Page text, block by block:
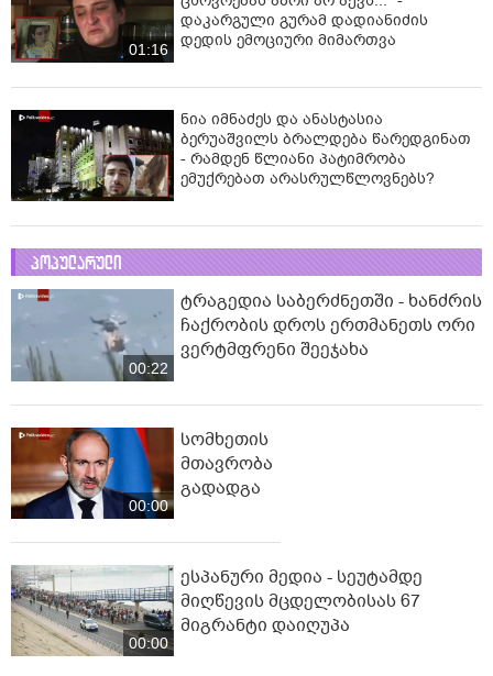
01:16
დაკარგული გურამ დადიანიძის
დედის ემოციური მიმართვა
ნია იმნაძეს და ანასტასია
ბერუაშვილს ბრალდება წარედგინათ
- რამდენ წლიანი პატიმრობა
ემუქრებათ არასრულწლოვნებს?
პოპულარული
00:22
ტრაგედია საბერძნეთში - ხანძრის
ჩაქრობის დროს ერთმანეთს ორი
ვერტმფრენი შეეჯახა
00:00
სომხეთის
მთავრობა
გადადგა
00:00
ესპანური მედია - სეუტამდე
მიღწევის მცდელობისას 67
მიგრანტი დაიღუპა